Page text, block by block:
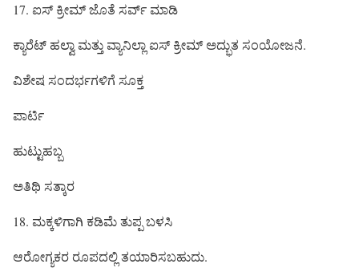
17. ಐಸ್ ಕ್ರೀಮ್ ಜೊತೆ ಸರ್ವ್ ಮಾಡಿ
ಕ್ಯಾರೆಟ್ ಹಲ್ವಾ ಮತ್ತು ವ್ಯಾನಿಲ್ಲಾ ಐಸ್ ಕ್ರೀಮ್ ಅದ್ಭುತ ಸಂಯೋಜನೆ.
ವಿಶೇಷ ಸಂದರ್ಭಗಳಿಗೆ ಸೂಕ್ತ
ಪಾರ್ಟಿ
ಹುಟ್ಟುಹಬ್ಬ
ಅತಿಥಿ ಸತ್ಕಾರ
18. ಮಕ್ಕಳಿಗಾಗಿ ಕಡಿಮೆ ತುಪ್ಪ ಬಳಸಿ
ಆರೋಗ್ಯಕರ ರೂಪದಲ್ಲಿ ತಯಾರಿಸಬಹುದು.